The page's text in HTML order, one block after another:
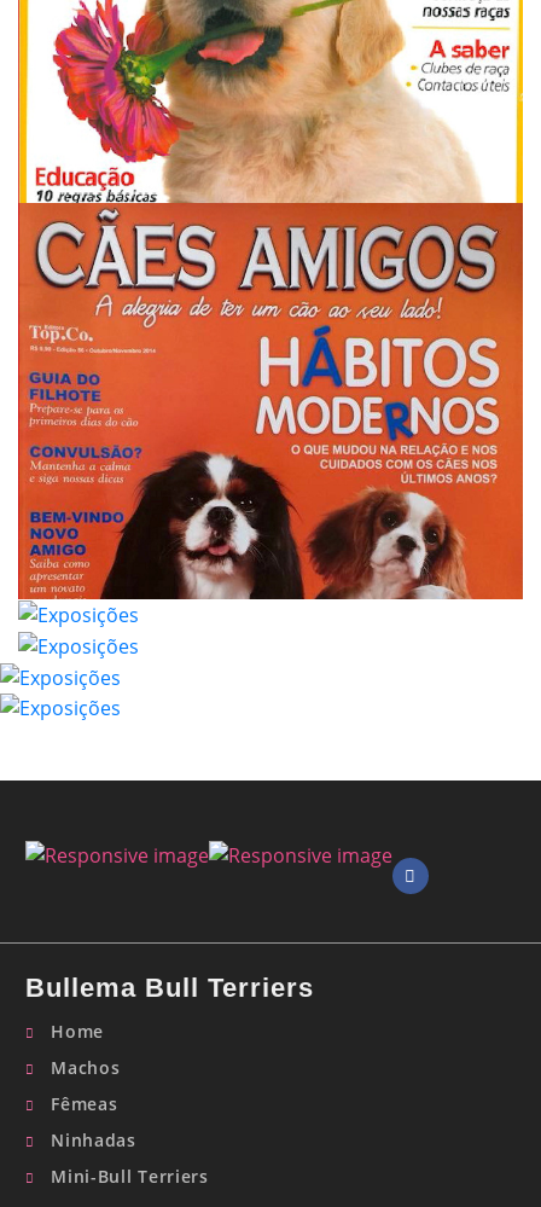
Bullema Bull Terriers
Home
Machos
Fêmeas
Ninhadas
Mini-Bull Terriers